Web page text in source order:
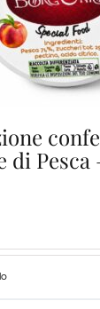
di Pesca